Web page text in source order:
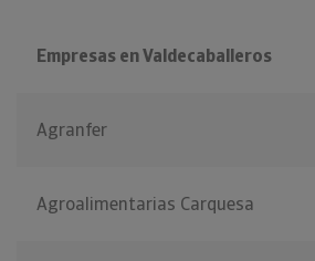
Empresas en Valdecaballeros
Agranfer
Agroalimentarias Carquesa